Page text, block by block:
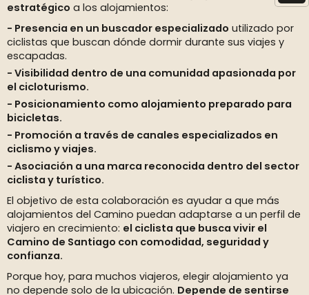
estratégico a los alojamientos:
Presencia en un buscador especializado utilizado por
ciclistas que buscan dónde dormir durante sus viajes y
escapadas.
Visibilidad dentro de una comunidad apasionada por
el cicloturismo.
Posicionamiento como alojamiento preparado para
bicicletas.
Promoción a través de canales especializados en
ciclismo y viajes.
Asociación a una marca reconocida dentro del sector
ciclista y turístico.
El objetivo de esta colaboración es ayudar a que más
alojamientos del Camino puedan adaptarse a un perfil de
viajero en crecimiento: el ciclista que busca vivir el
Camino de Santiago con comodidad, seguridad y
confianza.
Porque hoy, para muchos viajeros, elegir alojamiento ya
no depende solo de la ubicación. Depende de sentirse